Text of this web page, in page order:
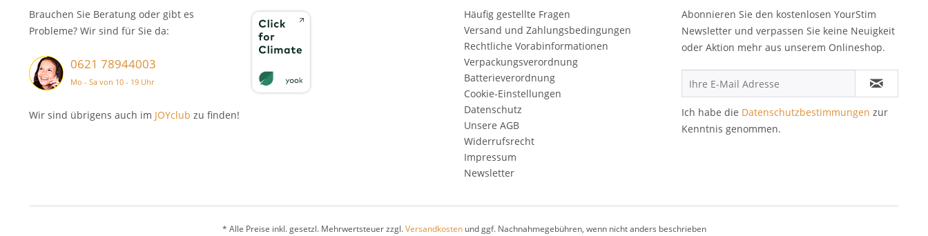
Brauchen Sie Beratung oder gibt es
Probleme? Wir sind für Sie da:
0621 78944003
Mo - Sa von 10 - 19 Uhr
Wir sind übrigens auch im JOYclub zu finden!
Häufig gestellte Fragen
Versand und Zahlungsbedingungen
Rechtliche Vorabinformationen
Verpackungsverordnung
Batterieverordnung
Cookie-Einstellungen
Datenschutz
Unsere AGB
Widerrufsrecht
Impressum
Newsletter
Abonnieren Sie den kostenlosen YourStim
Newsletter und verpassen Sie keine Neuigkeit
oder Aktion mehr aus unserem Onlineshop.
Ich habe die Datenschutzbestimmungen zur
Kenntnis genommen.
* Alle Preise inkl. gesetzl. Mehrwertsteuer zzgl.Versandkostenund ggf. Nachnahmegebühren, wenn nicht anders beschrieben